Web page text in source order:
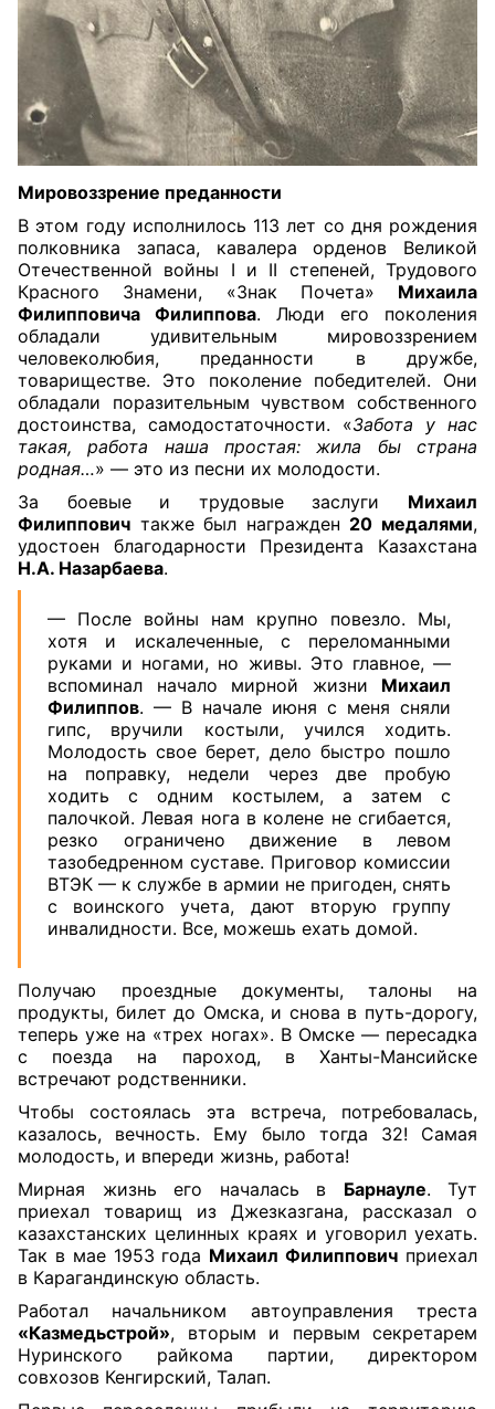
Мировоззрение преданности
В этом году исполнилось 113 лет со дня рождения
полковника запаса, кавалера орденов Великой
Отечественной войны I и II степеней, Трудового
Красного Знамени, «Знак Почета» Михаила
Филипповича Филиппова. Люди его поколения
обладали удивительным мировоззрением
человеколюбия, преданности в дружбе,
товариществе. Это поколение победителей. Они
обладали поразительным чувством собственного
достоинства, самодостаточности. «Забота у нас
такая, работа наша простая: жила бы страна
родная…» — это из песни их молодости.
За боевые и трудовые заслуги Михаил
Филиппович также был награжден 20 медалями,
удостоен благодарности Президента Казахстана
Н.А. Назарбаева.
— После войны нам крупно повезло. Мы,
хотя и искалеченные, с переломанными
руками и ногами, но живы. Это главное, —
вспоминал начало мирной жизни Михаил
Филиппов. — В начале июня с меня сняли
гипс, вручили костыли, учился ходить.
Молодость свое берет, дело быстро пошло
на поправку, недели через две пробую
ходить с одним костылем, а затем с
палочкой. Левая нога в колене не сгибается,
резко ограничено движение в левом
тазобедренном суставе. Приговор комиссии
ВТЭК — к службе в армии не пригоден, снять
с воинского учета, дают вторую группу
инвалидности. Все, можешь ехать домой.
Получаю проездные документы, талоны на
продукты, билет до Омска, и снова в путь-дорогу,
теперь уже на «трех ногах». В Омске — пересадка
с поезда на пароход, в Ханты-Мансийске
встречают родственники.
Чтобы состоялась эта встреча, потребовалась,
казалось, вечность. Ему было тогда 32! Самая
молодость, и впереди жизнь, работа!
Мирная жизнь его началась в Барнауле. Тут
приехал товарищ из Джезказгана, рассказал о
казахстанских целинных краях и уговорил уехать.
Так в мае 1953 года Михаил Филиппович приехал
в Карагандинскую область.
Работал начальником автоуправления треста
«Казмедьстрой», вторым и первым секретарем
Нуринского райкома партии, директором
совхозов Кенгирский, Талап.